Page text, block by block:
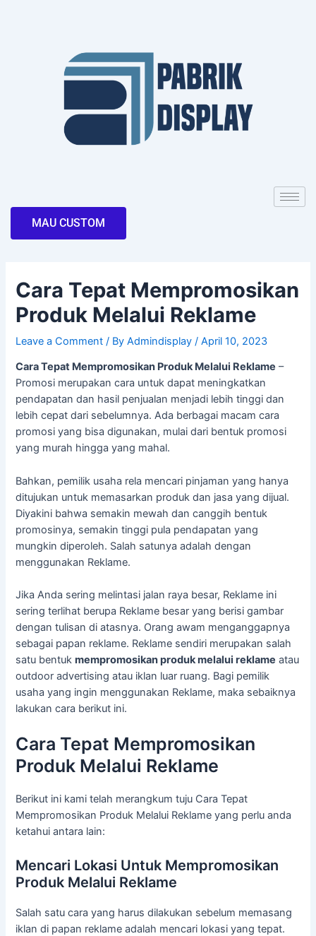
MAU CUSTOM
Cara Tepat Mempromosikan
Produk Melalui Reklame
Leave a Comment / ByAdmindisplay/April 10, 2023
Cara Tepat Mempromosikan Produk Melalui Reklame –
Promosi merupakan cara untuk dapat meningkatkan
pendapatan dan hasil penjualan menjadi lebih tinggi dan
lebih cepat dari sebelumnya. Ada berbagai macam cara
promosi yang bisa digunakan, mulai dari bentuk promosi
yang murah hingga yang mahal.
Bahkan, pemilik usaha rela mencari pinjaman yang hanya
ditujukan untuk memasarkan produk dan jasa yang dijual.
Diyakini bahwa semakin mewah dan canggih bentuk
promosinya, semakin tinggi pula pendapatan yang
mungkin diperoleh. Salah satunya adalah dengan
menggunakan Reklame.
Jika Anda sering melintasi jalan raya besar, Reklame ini
sering terlihat berupa Reklame besar yang berisi gambar
dengan tulisan di atasnya. Orang awam menganggapnya
sebagai papan reklame. Reklame sendiri merupakan salah
satu bentukmempromosikan produk melalui reklame atau
outdoor advertising atau iklan luar ruang. Bagi pemilik
usaha yang ingin menggunakan Reklame, maka sebaiknya
lakukan cara berikut ini.
Cara Tepat Mempromosikan
Produk Melalui Reklame
Berikut ini kami telah merangkum tuju Cara Tepat
Mempromosikan Produk Melalui Reklame yang perlu anda
ketahui antara lain:
Mencari Lokasi Untuk Mempromosikan
Produk Melalui Reklame
Salah satu cara yang harus dilakukan sebelum memasang
iklan di papan reklame adalah mencari lokasi yang tepat.